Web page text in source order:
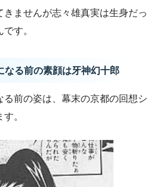
ませんが志々雄真実は生身だっ
す。
なる前の素顔は牙神幻十郎
前の姿は、幕末の京都の回想シ
。